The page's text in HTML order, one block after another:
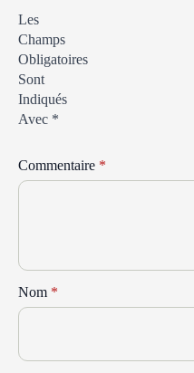
Les
Champs
Obligatoires
Sont
Indiqués
Avec *
Commentaire *
Nom *